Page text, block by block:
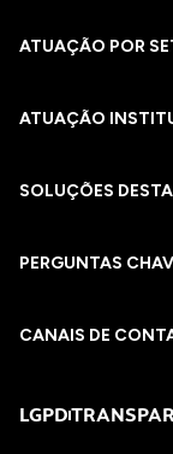
ATUAÇÃO POR
ATUAÇÃO
SOLUÇÕES
PERGUNTAS
CANAIS DE
LGPD